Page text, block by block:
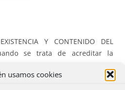
usamos cookies
Y CONTENIDO DEL
se trata de acreditar la
exclusiva al órgano de